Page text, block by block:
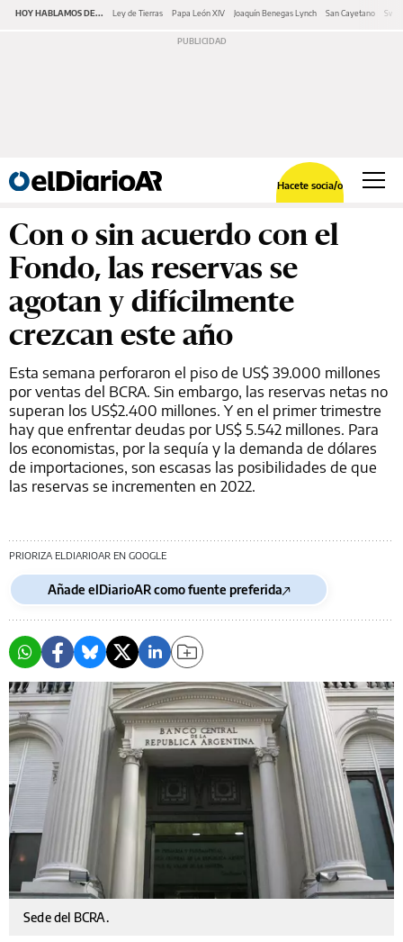
HOY HABLAMOS DE... Ley de Tierras Papa León XIV Joaquín Benegas Lynch San Cayetano
Hacete socia/o
Con o sin acuerdo con el
Fondo, las reservas se
agotan y difícilmente
crezcan este año
Esta semana perforaron el piso de US$ 39.000 millones
por ventas del BCRA. Sin embargo, las reservas netas no
superan los US$2.400 millones. Y en el primer trimestre
hay que enfrentar deudas por US$ 5.542 millones. Para
los economistas, por la sequía y la demanda de dólares
de importaciones, son escasas las posibilidades de que
las reservas se incrementen en 2022.
PRIORIZA ELDIARIOAR EN GOOGLE
Añade elDiarioAR como fuente preferida
Sede del BCRA.